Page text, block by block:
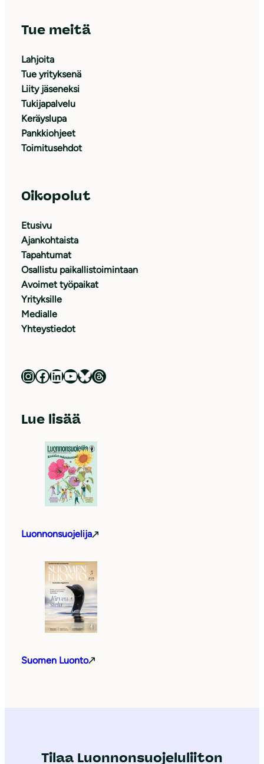
Tue meitä
Lahjoita
Tue yrityksenä
Liity jäseneksi
Tukijapalvelu
Keräyslupa
Pankkiohjeet
Toimitusehdot
Oikopolut
Etusivu
Ajankohtaista
Tapahtumat
Osallistu paikallistoimintaan
Avoimet työpaikat
Yrityksille
Medialle
Yhteystiedot
Luonnonsuojeluliitto Instagramissa Luonnonsuojeluliitto Facebookissa Luonnonsuojeluliitto LinkedInissä Luonnonsuojeluliiton YouTube-kanava Luonnonsuojeluliitto Blueskyssa Luonnonsuojeluliitto Threadsissa
Lue lisää
Luonnonsuojelija
Suomen Luonto
Tilaa Luonnonsuojeluliiton